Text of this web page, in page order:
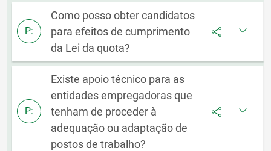
P:
Como posso obter candidatos
para efeitos de cumprimento
da Lei da quota?
P:
Existe apoio técnico para as
entidades empregadoras que
tenham de proceder à
adequação ou adaptação de
postos de trabalho?